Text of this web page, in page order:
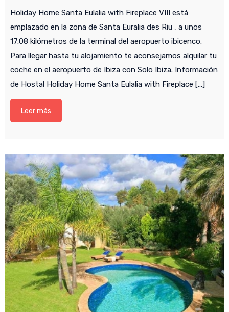
Holiday Home Santa Eulalia with Fireplace VIII está
emplazado en la zona de Santa Euralia des Riu , a unos
17.08 kilómetros de la terminal del aeropuerto ibicenco.
Para llegar hasta tu alojamiento te aconsejamos alquilar tu
coche en el aeropuerto de Ibiza con Solo Ibiza. Información
de Hostal Holiday Home Santa Eulalia with Fireplace […]
Leer más